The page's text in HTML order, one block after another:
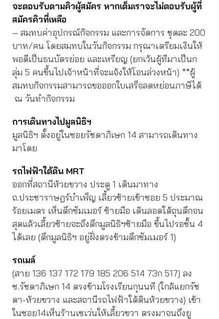
จะตอบรับตามคิวผู้สมัคร หากเต็มเราจะไม่ตอบรับผู้ที่
สมัครคิวที่เหลือ
– สมทบค่าอุปกรณ์กิจกรรม และการจัดการ ชุดละ 200
บาท/คน โดยสมทบในวันกิจกรรม กรุณาเตรียมเงินให้
พอดีเป็นธนบัตรย่อย และเหรียญ (ยกเว้นผู้ทีมาเป็นก
ลุ่ม 5 คนขึ้นไปเจ้าหน้าที่จะแจ้งให้โอนล่วงหน้า) **ผู้
สมทบกิจกรรมสามารถขอออกใบเสร็จลดหย่อนภาษีได้
ณ วันทำกิจกรรม
การเดินทางไปมูลนิธิฯ
มูลนิธิฯ ตั้งอยู่ในซอยรัชดาภิเษก 14 สามารถเดินทาง
มาโดย
รถไฟฟ้าใต้ดิน MRT
ออกที่สถานีห้วยขวาง ประตู 1 เดินมาทาง
ถ.ประชาราษฎร์บำเพ็ญ เลี้ยวซ้ายเข้าซอย 5 ประมาณ
ร้อยเมตร เห็นตึกซัมเมอร์ ซ้ายมือ เดินลอดใต้ถุนตึกจน
สุดแล้วเลี้ยวซ้ายจะถึงตึกมูลนิธิฯซ้ายมือ ขึ้นไปรอชั้น 4
ได้เลย (ตึกมูลนิธิฯ อยู่ฝั่งตรงข้ามตึกซัมเมอร์ 1)
รถเมล์
(สาย 136 137 172 179 185 206 514 73ก 517) ลง
ซ.รัชดาภิเษก 14 ตรงข้ามโรงเรียนกุนนที (ใกล้แยกรัช
ดา-ห้วยขวาง และสถานีรถไฟฟ้าใต้ดินห้วยขวาง) เข้า
ในซอย14เห็นร้านเซเว่นให้เลี้ยวขวา ตรงมาจนถึงยู